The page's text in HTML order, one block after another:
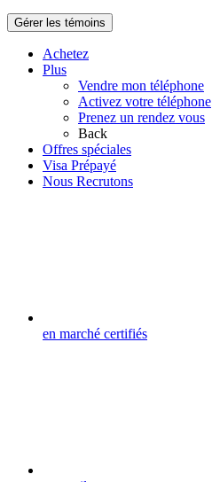
Gérer les témoins
Achetez
Plus
Vendre mon téléphone
Activez votre téléphone
Prenez un rendez vous
Back
Offres spéciales
Visa Prépayé
Nous Recrutons
en marché certifiés